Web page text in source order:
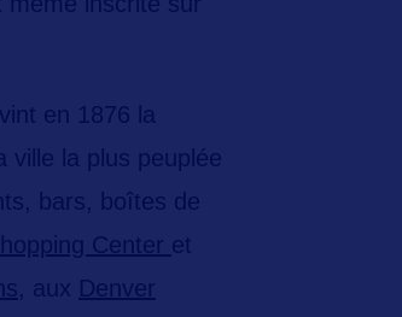
en 1876 la
ville la plus peuplée
bars, boîtes de
Center et
aux Denver